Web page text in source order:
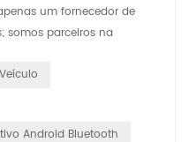
um fornecedor de
somos parceiros na
com inovação e
veículo na estrada seja
Android Bluetooth